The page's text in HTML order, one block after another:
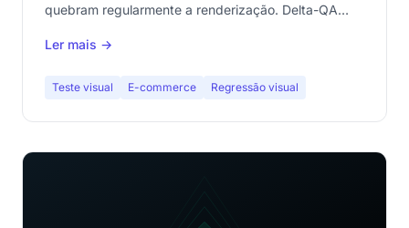
quebram regularmente a renderização. Delta-QA
adaptada ao ecossistema PrestaShop.
Ler mais →
Teste visual E-commerce Regressão visual